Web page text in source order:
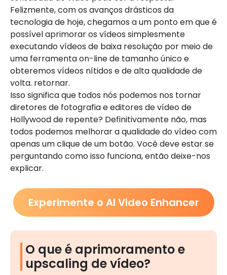
Felizmente, com os avanços drásticos da
tecnologia de hoje, chegamos a um ponto em que é
possível aprimorar os vídeos simplesmente
executando vídeos de baixa resolução por meio de
uma ferramenta on-line de tamanho único e
obteremos vídeos nítidos e de alta qualidade de
volta. retornar.
Isso significa que todos nós podemos nos tornar
diretores de fotografia e editores de vídeo de
Hollywood de repente? Definitivamente não, mas
todos podemos melhorar a qualidade do vídeo com
apenas um clique de um botão. Você deve estar se
perguntando como isso funciona, então deixe-nos
explicar.
Experimente o AI Video Enhancer
O que é aprimoramento e
upscaling de vídeo?